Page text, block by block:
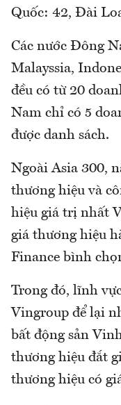
Quốc: 42, Đài
Các nước Đông
Malayssia,
đều có từ 20
Nam chỉ có 5
được danh sách.
Ngoài Asia 300,
thương hiệu và
hiệu giá trị nhất
giá thương hiệu
Finance bình
Trong đó, lĩnh
Vingroup để lại
bất động sản
thương hiệu đắt
thương hiệu có